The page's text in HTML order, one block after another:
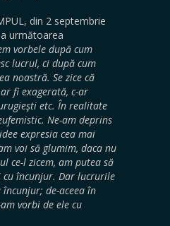
din 2 septembrie
următoarea
vorbele după cum
lucrul, ci după cum
noastră. Se zice că
fi exagerată, c-ar
etc. În realitate
Ne-am deprins
expresia cea mai
voi să glumim, daca nu
ce-l zicem, am putea să
încunjur. Dar lucrurile
de-aceea în
vorbi de ele cu